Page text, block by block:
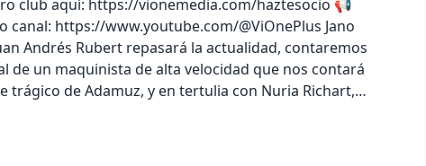
club aquí: https://vionemedia.com/haztesocio 📢
https://www.youtube.com/@ViOnePlus Jano
Andrés Rubert repasará la actualidad, contaremos
de un maquinista de alta velocidad que nos contará
trágico de Adamuz, y en tertulia con Nuria Richart,
Llamas comentarán las nuevas informaciones
accidente y del estado de las vías de tren en
completo en la app de iVoox, o descubre todo el